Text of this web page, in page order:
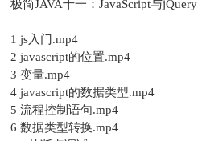
极简JAVA十一：JavaScript与jQuery
1 js入门.mp4
2 javascript的位置.mp4
3 变量.mp4
4 javascript的数据类型.mp4
5 流程控制语句.mp4
6 数据类型转换.mp4